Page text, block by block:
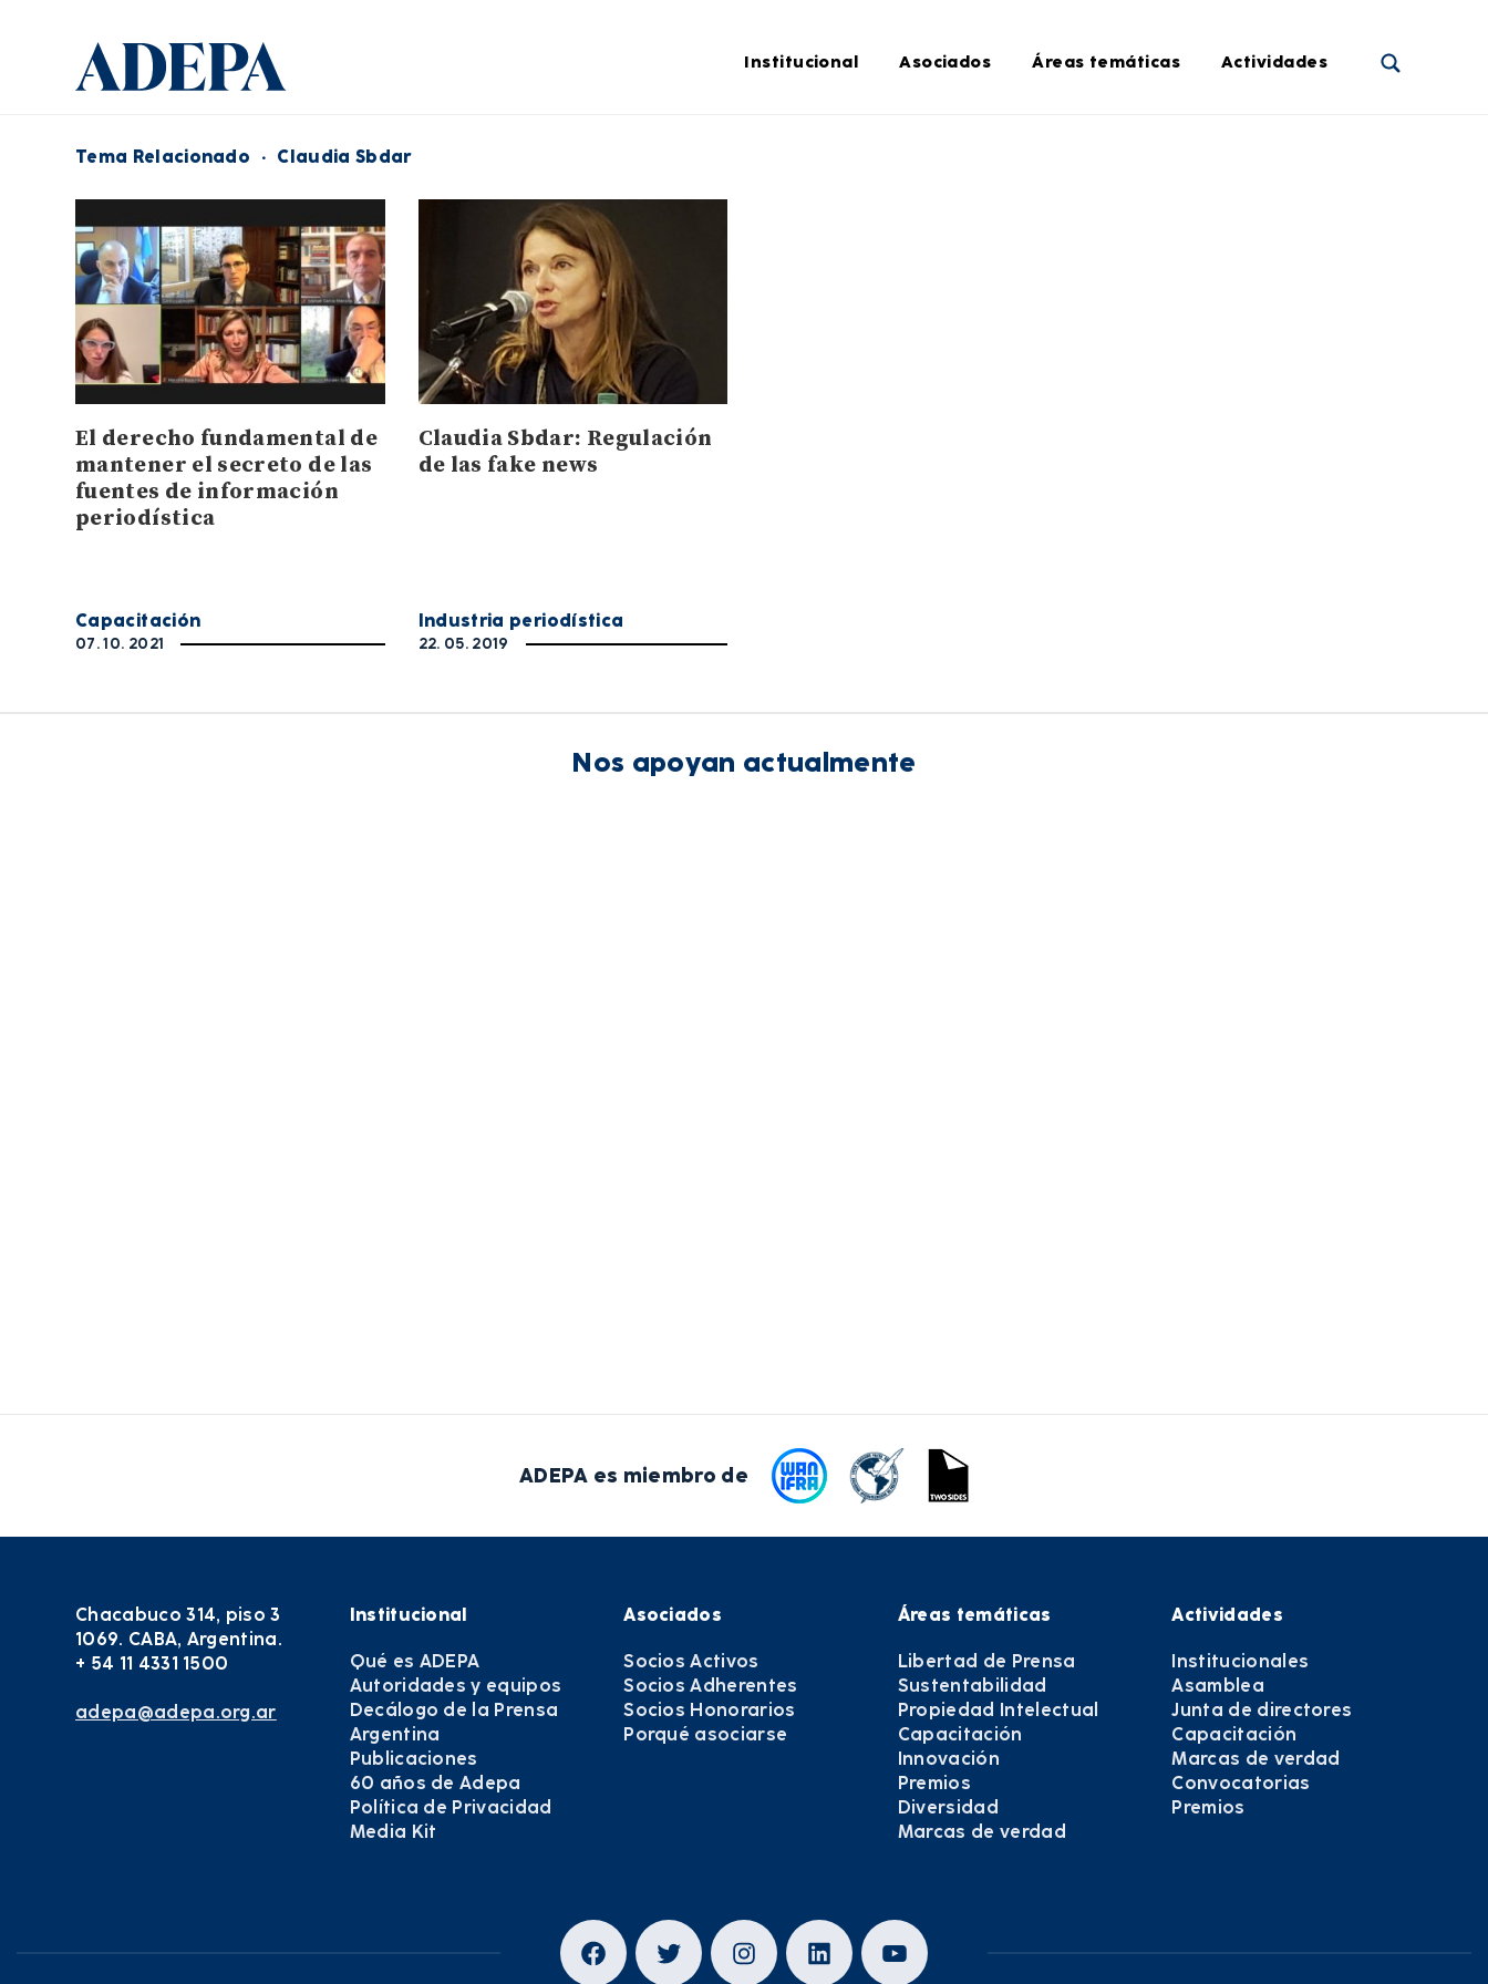
Institucional Asociados Áreas temáticas Actividades
Tema Relacionado · Claudia Sbdar
El derecho fundamental de
mantener el secreto de las
fuentes de información
periodística
Capacitación
07. 10. 2021
Claudia Sbdar: Regulación
de las fake news
Industria periodística
22. 05. 2019
Nos apoyan actualmente
ADEPA es miembro de
Chacabuco 314, piso 3
1069. CABA, Argentina.
+ 54 11 4331 1500
adepa@adepa.org.ar
Institucional
Qué es ADEPA
Autoridades y equipos
Decálogo de la Prensa
Argentina
Publicaciones
60 años de Adepa
Política de Privacidad
Media Kit
Asociados
Socios Activos
Socios Adherentes
Socios Honorarios
Porqué asociarse
Áreas temáticas
Libertad de Prensa
Sustentabilidad
Propiedad Intelectual
Capacitación
Innovación
Premios
Diversidad
Marcas de verdad
Actividades
Institucionales
Asamblea
Junta de directores
Capacitación
Marcas de verdad
Convocatorias
Premios
Facebook
TwitterInstagram
LinkedInYouTube